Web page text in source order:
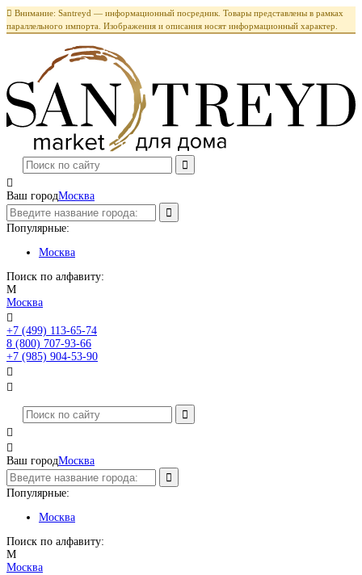
 Внимание: Santreyd — информационный посредник. Товары представлены в рамках
параллельного импорта. Изображения и описания носят информационный характер.

Ваш городМосква
Популярные:
Москва
Поиск по алфавиту:
М
Москва

+7 (499) 113-65-74
8 (800) 707-93-66
+7 (985) 904-53-90




Ваш городМосква
Популярные:
Москва
Поиск по алфавиту:
М
Москва